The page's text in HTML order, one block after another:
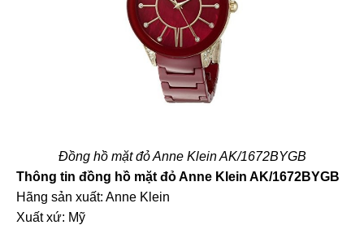
Đồng hồ mặt đỏ Anne Klein AK/1672BYGB
Thông tin đồng hồ mặt đỏ Anne Klein AK/1672BYGB
Hãng sản xuất: Anne Klein
Xuất xứ: Mỹ